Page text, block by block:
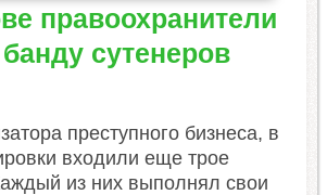
правоохранители
сутенеров
преступного бизнеса, в
входили еще трое
из них выполнял свои